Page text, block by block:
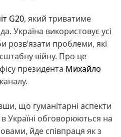
G20, який триватиме
Україна використовує усі
розв’язати проблеми, які
війну. Про це
президента Михайло
що гуманітарні аспекти
Україні обговорюються на
йде співпраця як з